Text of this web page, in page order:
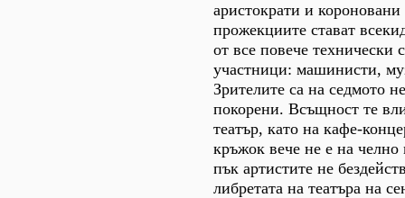
аристократи и
прожекциите стават
от все повече технически
участници: машинисти,
Зрителите са на седмото
покорени. Всъщност те
театър, като на кафе-
кръжок вече не е на челно
пък артистите не
либретата на театъра на